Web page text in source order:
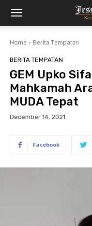
Home Berita Tempatan
BERITA TEMPATAN
GEM Upko
Mahkamah
MUDA Tepat
December 14, 2021
Facebook